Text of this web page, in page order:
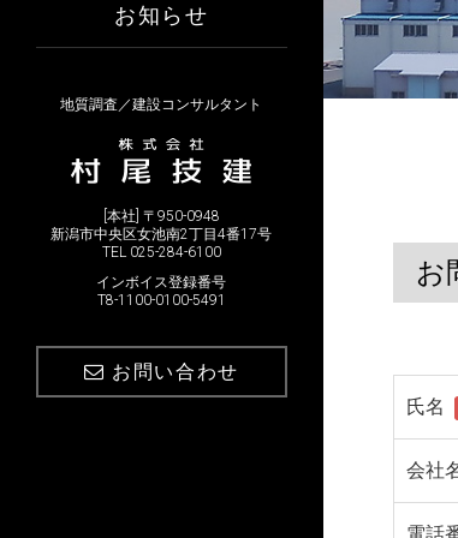
お知らせ
地質調査／建設コンサルタント
[本社] 〒950-0948
新潟市中央区女池南2丁目4番17号
TEL 025-284-6100
インボイス登録番号
T8-1100-0100-5491
お問い合わせ
お
氏名
会社